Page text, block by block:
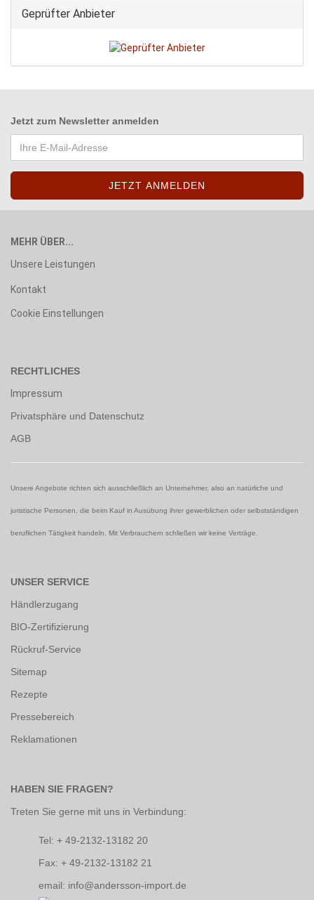
Geprüfter Anbieter
Jetzt zum Newsletter anmelden
MEHR ÜBER...
Unsere Leistungen
Kontakt
Cookie Einstellungen
RECHTLICHES
Impressum
Privatsphäre und Datenschutz
AGB
Unsere Angebote richten sich ausschließlich an Unternehmer, also an natürliche und
juristische Personen, die beim Kauf in Ausübung ihrer gewerblichen oder selbstständigen
beruflichen Tätigkeit handeln. Mit Verbrauchern schließen wir keine Verträge.
UNSER SERVICE
Händlerzugang
BIO-Zertifizierung
Rückruf-Service
Sitemap
Rezepte
Pressebereich
Reklamationen
HABEN SIE FRAGEN?
Treten Sie gerne mit uns in Verbindung:
Tel: + 49-2132-13182 20
Fax: + 49-2132-13182 21
email: info@andersson-import.de